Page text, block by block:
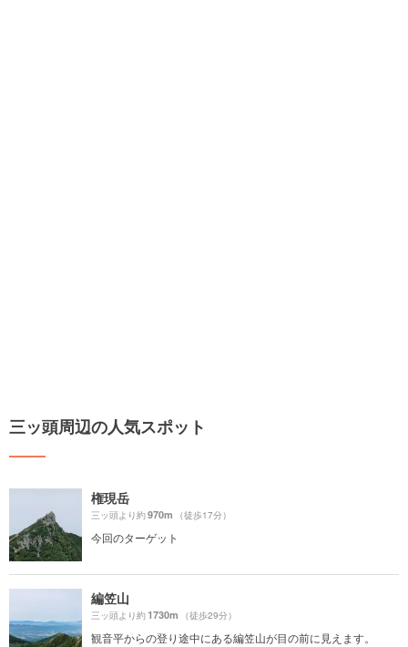
三ッ頭周辺の人気スポット
権現岳
三ッ頭より約970m （徒歩17分）
今回のターゲット
編笠山
三ッ頭より約1730m （徒歩29分）
観音平からの登り途中にある編笠山が目の前に見えます。